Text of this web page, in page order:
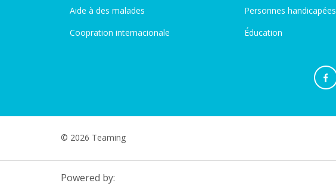
Aide à des malades
Coopration internacionale
Personnes handicapées
Éducation
© 2026 Teaming
Powered by: